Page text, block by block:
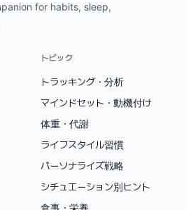
for habits, sleep,
トピック
トラッキング・分析
マインドセット・動機付け
体重・代謝
ライフスタイル習慣
パーソナライズ戦略
シチュエーション別ヒント
食事・栄養